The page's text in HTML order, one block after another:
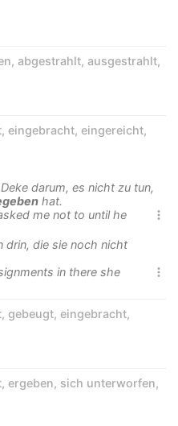
, abgestrahlt, ausgestrahlt,
, eingebracht, eingereicht,
darum, es nicht zu tun,
hat.

me not to until he
drin, die sie noch nicht

in there she
, gebeugt, eingebracht,
, ergeben, sich unterworfen,